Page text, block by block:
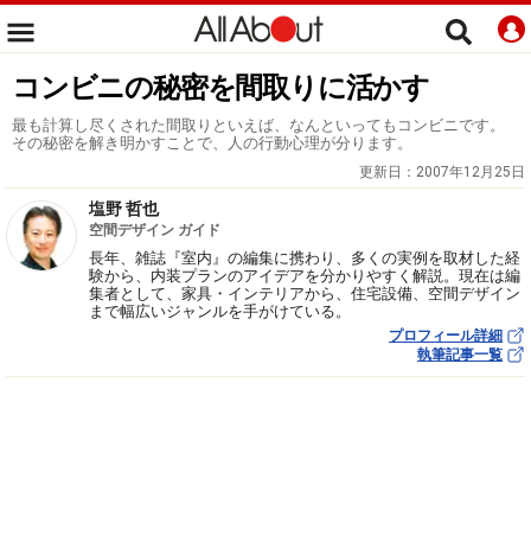
コンビニの秘密を間取りに活かす
最も計算し尽くされた間取りといえば、なんといってもコンビニです。
その秘密を解き明かすことで、人の行動心理が分ります。
更新日： 2007年12月25日
塩野 哲也
空間デザイン ガイド
長年、雑誌『室内』の編集に携わり、多くの実例を取材した経
験から、内装プランのアイデアを分かりやすく解説。現在は編
集者として、家具・インテリアから、住宅設備、空間デザイン
まで幅広いジャンルを手がけている。
プロフィール詳細
執筆記事一覧